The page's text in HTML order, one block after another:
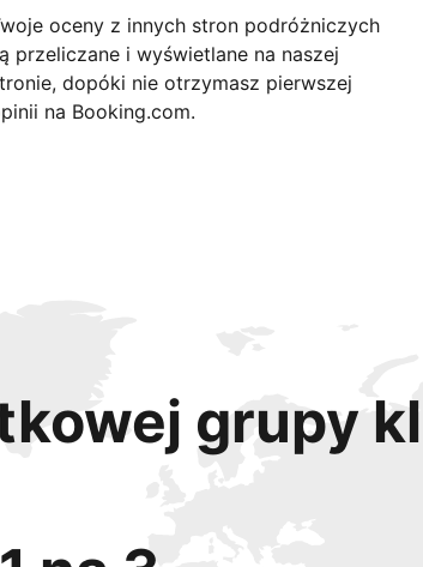
oceny z innych stron podróżniczych
przeliczane i wyświetlane na naszej
dopóki nie otrzymasz pierwszej
na Booking.com.
grupy